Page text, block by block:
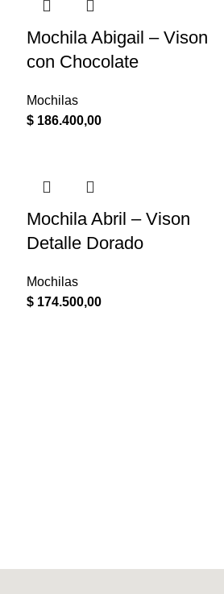
Mochila Abigail – Vison
con Chocolate
Mochilas
$186.400,00
Mochila Abril – Vison
Detalle Dorado
Mochilas
$174.500,00